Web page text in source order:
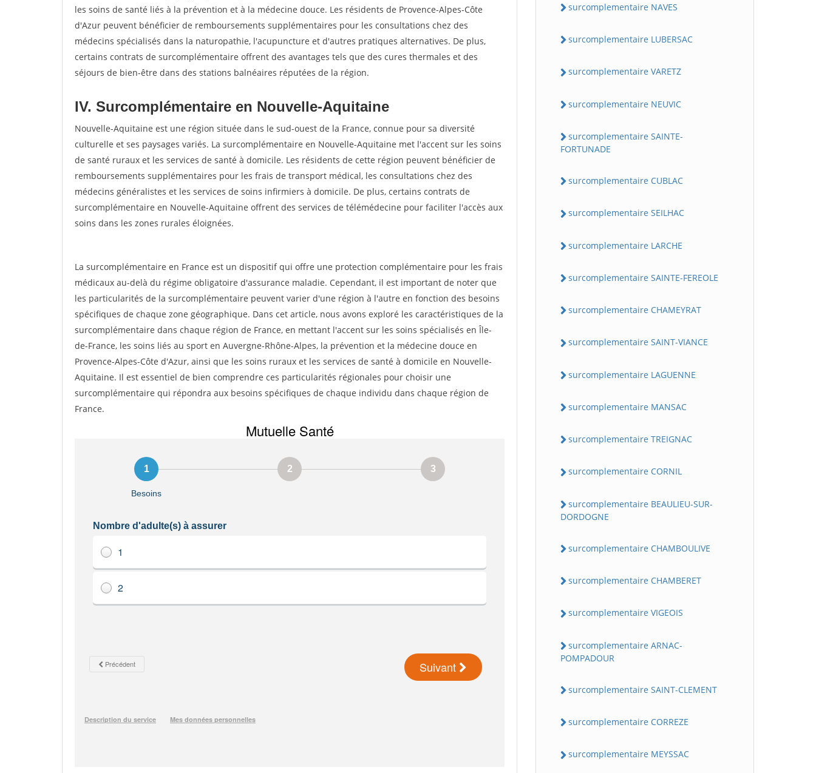
les soins de santé liés à la prévention et à la médecine douce. Les résidents de Provence-Alpes-Côte
d'Azur peuvent bénéficier de remboursements supplémentaires pour les consultations chez des
médecins spécialisés dans la naturopathie, l'acupuncture et d'autres pratiques alternatives. De plus,
certains contrats de surcomplémentaire offrent des avantages tels que des cures thermales et des
séjours de bien-être dans des stations balnéaires réputées de la région.
IV. Surcomplémentaire en Nouvelle-Aquitaine
Nouvelle-Aquitaine est une région située dans le sud-ouest de la France, connue pour sa diversité
culturelle et ses paysages variés. La surcomplémentaire en Nouvelle-Aquitaine met l'accent sur les soins
de santé ruraux et les services de santé à domicile. Les résidents de cette région peuvent bénéficier de
remboursements supplémentaires pour les frais de transport médical, les consultations chez des
médecins généralistes et les services de soins infirmiers à domicile. De plus, certains contrats de
surcomplémentaire en Nouvelle-Aquitaine offrent des services de télémédecine pour faciliter l'accès aux
soins dans les zones rurales éloignées.
La surcomplémentaire en France est un dispositif qui offre une protection complémentaire pour les frais
médicaux au-delà du régime obligatoire d'assurance maladie. Cependant, il est important de noter que
les particularités de la surcomplémentaire peuvent varier d'une région à l'autre en fonction des besoins
spécifiques de chaque zone géographique. Dans cet article, nous avons exploré les caractéristiques de la
surcomplémentaire dans chaque région de France, en mettant l'accent sur les soins spécialisés en Île-
de-France, les soins liés au sport en Auvergne-Rhône-Alpes, la prévention et la médecine douce en
Provence-Alpes-Côte d'Azur, ainsi que les soins ruraux et les services de santé à domicile en Nouvelle-
Aquitaine. Il est essentiel de bien comprendre ces particularités régionales pour choisir une
surcomplémentaire qui répondra aux besoins spécifiques de chaque individu dans chaque région de
France.
surcomplementaire NAVES
surcomplementaire LUBERSAC
surcomplementaire VARETZ
surcomplementaire NEUVIC
surcomplementaire SAINTE-
FORTUNADE
surcomplementaire CUBLAC
surcomplementaire SEILHAC
surcomplementaire LARCHE
surcomplementaire SAINTE-FEREOLE
surcomplementaire CHAMEYRAT
surcomplementaire SAINT-VIANCE
surcomplementaire LAGUENNE
surcomplementaire MANSAC
surcomplementaire TREIGNAC
surcomplementaire CORNIL
surcomplementaire BEAULIEU-SUR-
DORDOGNE
surcomplementaire CHAMBOULIVE
surcomplementaire CHAMBERET
surcomplementaire VIGEOIS
surcomplementaire ARNAC-
POMPADOUR
surcomplementaire SAINT-CLEMENT
surcomplementaire CORREZE
surcomplementaire MEYSSAC